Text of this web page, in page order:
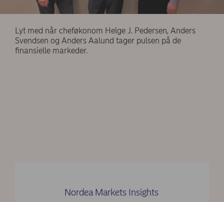
Lyt med når cheføkonom Helge J. Pedersen, Anders
Svendsen og Anders Aalund tager pulsen på de
finansielle markeder.
Nordea Markets Insights